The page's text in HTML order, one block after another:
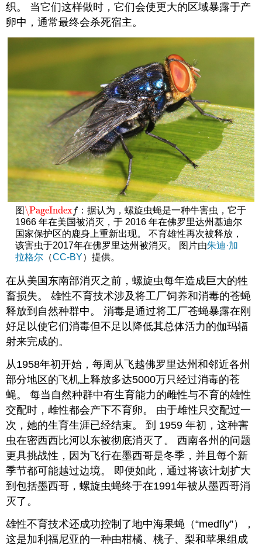
织。 当它们这样做时，它们会使更大的区域暴露于产
卵中，通常最终会杀死宿主。
图\PageIndexf
\PageIndexf
：据认为，螺旋虫蝇是一种牛害虫，它于
1966 年在美国被消灭，于 2016 年在佛罗里达州基迪尔
国家保护区的鹿身上重新出现。 不育雄性再次被释放，
该害虫于2017年在佛罗里达州被消灭。 图片由朱迪·加
拉格尔（CC-BY）提供。
在从美国东南部消灭之前，螺旋虫每年造成巨大的牲
畜损失。 雄性不育技术涉及将工厂饲养和消毒的苍蝇
释放到自然种群中。 消毒是通过将工厂苍蝇暴露在刚
好足以使它们消毒但不足以降低其总体活力的伽玛辐
射来完成的。
从1958年初开始，每周从飞越佛罗里达州和邻近各州
部分地区的飞机上释放多达5000万只经过消毒的苍
蝇。 每当自然种群中有生育能力的雌性与不育的雄性
交配时，雌性都会产下不育卵。 由于雌性只交配过一
次，她的生育生涯已经结束。 到 1959 年初，这种害
虫在密西西比河以东被彻底消灭了。 西南各州的问题
更具挑战性，因为飞行在墨西哥是冬季，并且每个新
季节都可能越过边境。 即便如此，通过将该计划扩大
到包括墨西哥，螺旋虫蝇终于在1991年被从墨西哥消
灭了。
雄性不育技术还成功控制了地中海果蝇（“medfly”），
这是加利福尼亚的一种由柑橘、桃子、梨和苹果组成